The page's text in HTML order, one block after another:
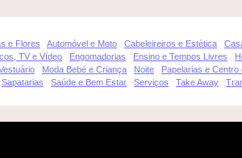
e Flores Automóvel e Moto Cabeleireiros e Estética
TV e Vídeo
Engomadorias Ensino e Tempos Livres
Moda Bebé e Criança Noite
Papelarias e Centro
Sapatarias Saúde e Bem Estar Serviços Take Away